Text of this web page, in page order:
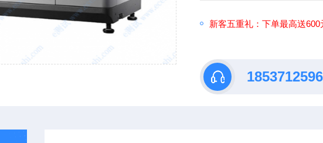
新客五重礼：下单最高送600